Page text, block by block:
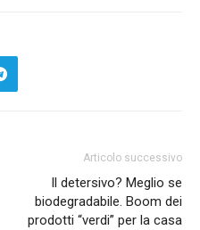
Articolo successivo
Il detersivo? Meglio se
biodegradabile. Boom dei
prodotti “verdi” per la casa